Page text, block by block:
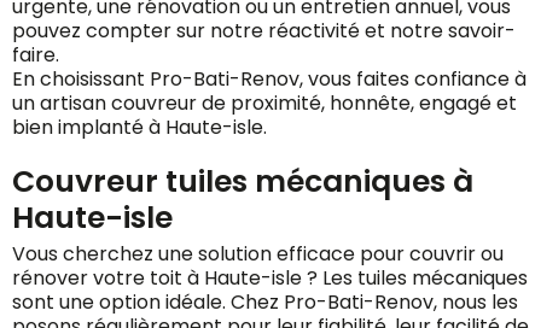
urgente, une rénovation ou un entretien annuel, vous
pouvez compter sur notre réactivité et notre savoir-
faire.
En choisissant Pro-Bati-Renov, vous faites confiance à
un artisan couvreur de proximité, honnête, engagé et
bien implanté à Haute-isle.
Couvreur tuiles mécaniques à
Haute-isle
Vous cherchez une solution efficace pour couvrir ou
rénover votre toit à Haute-isle ? Les tuiles mécaniques
sont une option idéale. Chez Pro-Bati-Renov, nous les